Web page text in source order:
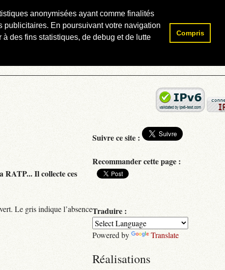
anonymisées ayant comme finalités
En poursuivant votre navigation
des fins statistiques, de debug et de lutte
Compris
RATP... Il collecte ces
Le gris indique l’absence
Rechercher :
Suivre ce site :
Recommander cette page :
Traduire :
Powered by Translate
Réalisations